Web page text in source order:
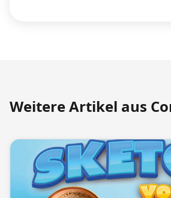
Weitere Artikel aus